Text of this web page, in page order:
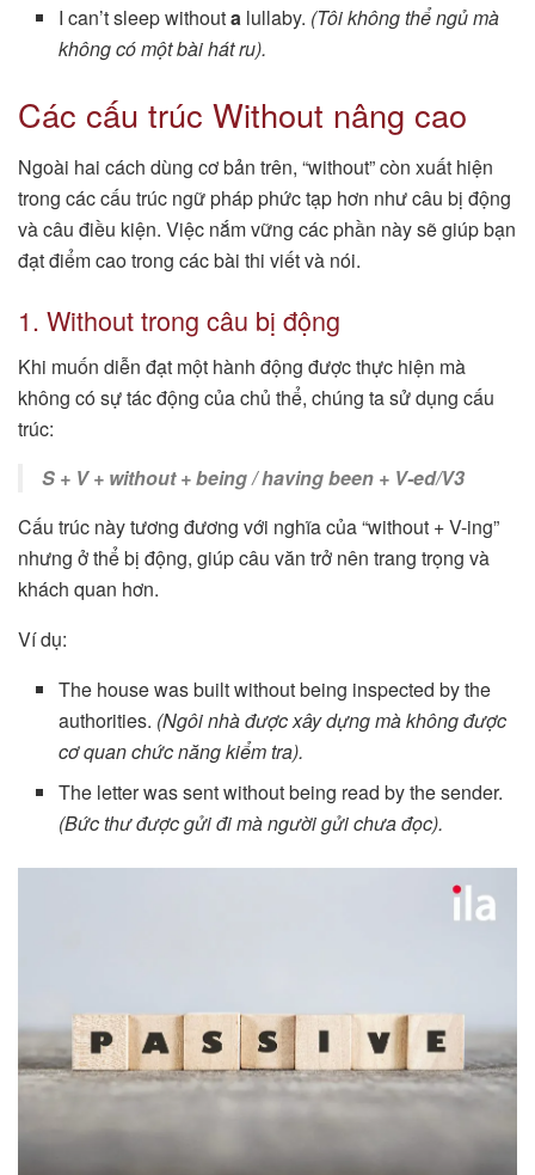
I can’t sleep withouta lullaby. (Tôi không thể ngủ mà
không có một bài hát ru).
Các cấu trúc Without nâng cao
Ngoài hai cách dùng cơ bản trên, “without” còn xuất hiện
trong các cấu trúc ngữ pháp phức tạp hơn như câu bị động
và câu điều kiện. Việc nắm vững các phần này sẽ giúp bạn
đạt điểm cao trong các bài thi viết và nói.
1. Without trong câu bị động
Khi muốn diễn đạt một hành động được thực hiện mà
không có sự tác động của chủ thể, chúng ta sử dụng cấu
trúc:
S + V + without + being / having been + V-ed/V3
Cấu trúc này tương đương với nghĩa của “without + V-ing”
nhưng ở thể bị động, giúp câu văn trở nên trang trọng và
khách quan hơn.
Ví dụ:
The house was built without being inspected by the
authorities. (Ngôi nhà được xây dựng mà không được
cơ quan chức năng kiểm tra).
The letter was sent without being read by the sender.
(Bức thư được gửi đi mà người gửi chưa đọc).